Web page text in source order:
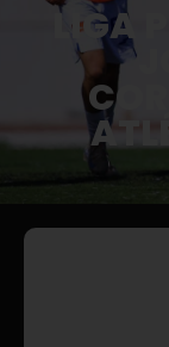
LIGA